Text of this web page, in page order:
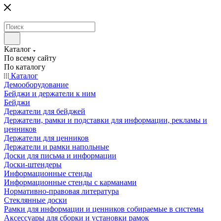
Каталог
По всему сайту
По каталогу
Каталог
Демооборудование
Бейджи и держатели к ним
Бейджи
Держатели для бейджей
Держатели, рамки и подставки для информации, рекламы и
ценников
Держатели для ценников
Держатели и рамки напольные
Доски для письма и информации
Доски-штендеры
Информационные стенды
Информационные стенды с карманами
Нормативно-правовая литература
Стеклянные доски
Рамки для информации и ценников собираемые в системы
Аксессуары для сборки и установки рамок